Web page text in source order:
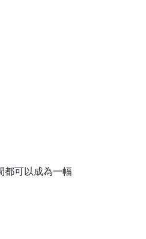
都可以成為一幅